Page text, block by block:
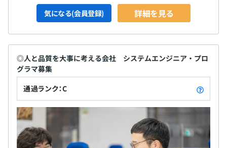
気になる(会員登録) 詳細を見る
◎人と品質を大事に考える会社 システムエンジニア・プロ
グラマ募集
通過ランク：C